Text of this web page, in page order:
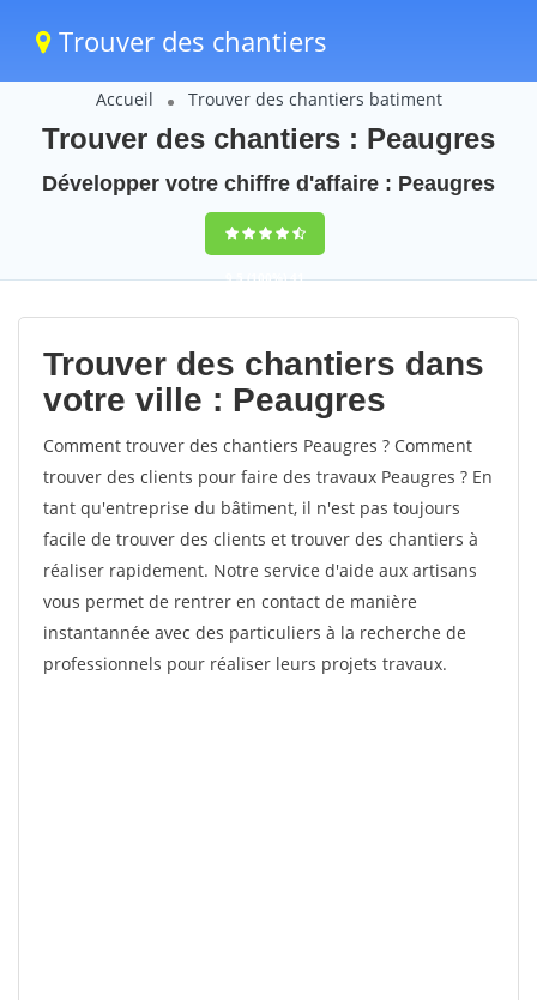
Trouver des chantiers
Accueil Trouver des chantiers batiment
Trouver des chantiers : Peaugres
Développer votre chiffre d'affaire : Peaugres
9,5(100%)41
votes
Trouver des chantiers dans
votre ville : Peaugres
Comment trouver des chantiers Peaugres ? Comment
trouver des clients pour faire des travaux Peaugres ? En
tant qu'entreprise du bâtiment, il n'est pas toujours
facile de trouver des clients et trouver des chantiers à
réaliser rapidement. Notre service d'aide aux artisans
vous permet de rentrer en contact de manière
instantannée avec des particuliers à la recherche de
professionnels pour réaliser leurs projets travaux.